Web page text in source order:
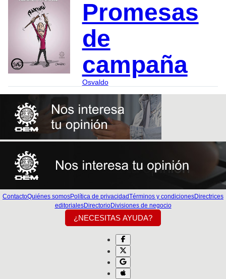
Promesas
de
campaña
Osvaldo
ContactoQuiénes somosPolítica de privacidadTérminos y condicionesDirectrices
editorialesDirectorioDivisiones de negocio
¿NECESITAS AYUDA?